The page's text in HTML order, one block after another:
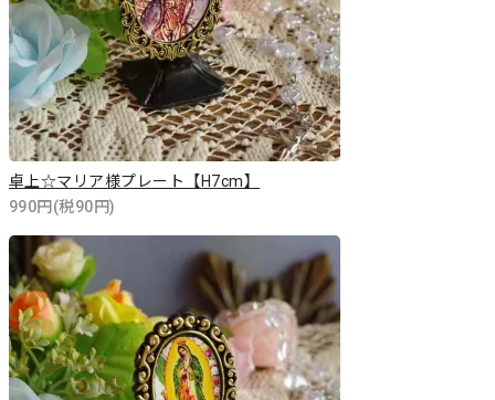
卓上☆マリア様プレート【H7cm】
990円(税90円)